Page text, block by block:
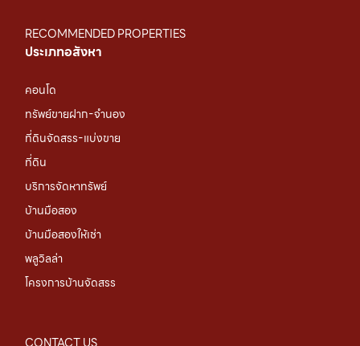
RECOMMENDED PROPERTIES
ประเภทอสังหา
คอนโด
ทรัพย์ขายฝาก-จำนอง
ที่ดินจัดสรร-แบ่งขาย
ที่ดิน
บริการจัดหาทรัพย์
บ้านมือสอง
บ้านมือสองให้เช่า
พลูวิลล่า
โครงการบ้านจัดสรร